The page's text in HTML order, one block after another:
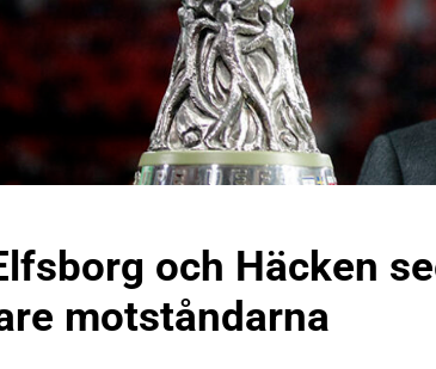
och Häcken
motståndarna